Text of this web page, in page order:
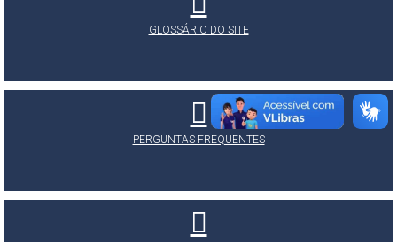
GLOSSÁRIO DO SITE
PERGUNTAS FREQUENTES